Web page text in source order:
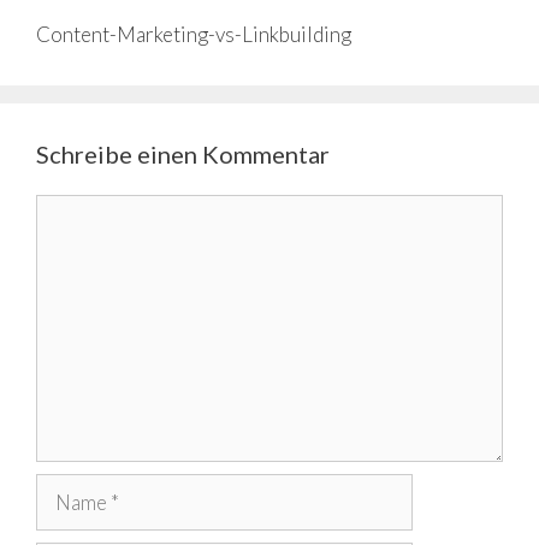
Content-Marketing-vs-Linkbuilding
Schreibe einen Kommentar